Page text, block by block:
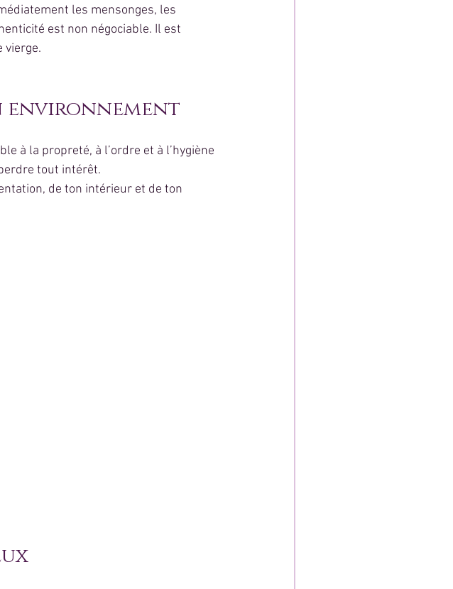
les mensonges, les
est non négociable. Il est
vierge.
environnement
à la propreté, à l’ordre et à l’hygiène
tout intérêt.
de ton intérieur et de ton